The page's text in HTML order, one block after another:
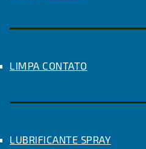
LIMPA CONTATO
LUBRIFICANTE SPRAY